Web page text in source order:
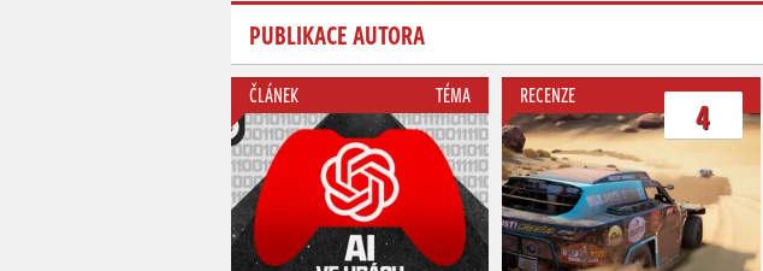
PUBLIKACE AUTORA
ČLÁNEK TÉMA RECENZE 4